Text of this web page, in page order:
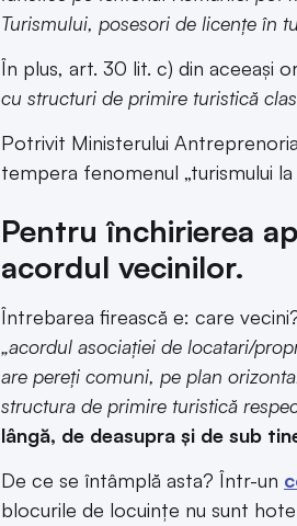
Turismului, posesori de licențe în
În plus, art. 30 lit. c) din aceeași
cu structuri de primire turistică
Potrivit Ministerului
tempera fenomenul „turismului la
Pentru închirierea
acordul vecinilor.
Întrebarea firească e: care
„acordul asociației de locatari/
are pereți comuni, pe plan
structura de primire turistică
lângă, de deasupra și de sub
De ce se întâmplă asta? Într-un
blocurile de locuințe nu sunt